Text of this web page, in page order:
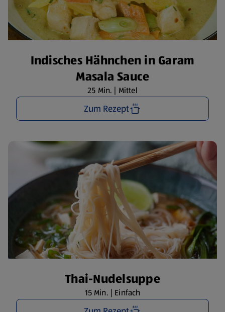
Indisches Hähnchen in Garam
Masala Sauce
25 Min. | Mittel
Zum Rezept
Thai-Nudelsuppe
15 Min. | Einfach